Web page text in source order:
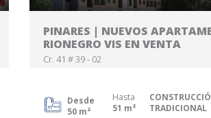
PINARES | NUEVOS
RIONEGRO VIS EN VENTA
Cr. 41 # 39 - 02
Desde
50 m²
Hasta
51 m²
TRADICIONAL